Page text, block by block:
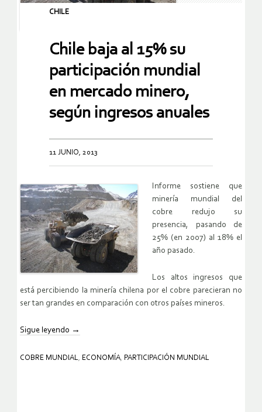
CHILE
Chile baja al 15% su
participación mundial
en mercado minero,
según ingresos anuales
11 JUNIO, 2013
Informe sostiene que
minería mundial del
cobre redujo su
presencia, pasando de
25% (en 2007) al 18% el
año pasado.
Los altos ingresos que
está percibiendo la minería chilena por el cobre parecieran no
ser tan grandes en comparación con otros países mineros.
Sigue leyendo →
COBRE MUNDIAL, ECONOMÍA, PARTICIPACIÓN MUNDIAL